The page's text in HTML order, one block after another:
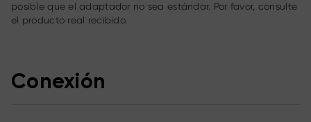
posible que el adaptador no sea estándar. Por favor, consulte
el producto real recibido.
Conexión